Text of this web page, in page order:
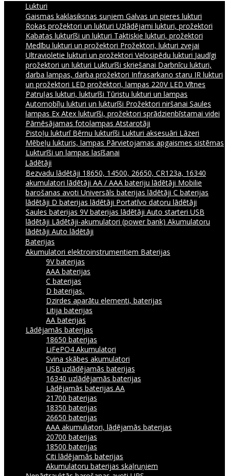
Lukturi
Gaismas kaklasiksnas suņiem Galvas un pieres lukturi
Rokas prožektori un lukturi Uzlādējami lukturi, prožektori
Kabatas lukturīši un lukturi Taktiskie lukturi, prožektori
Medību lukturi un prožektori Prožektori, lukturi zvejai
Ultravioletie lukturi un prožektori Velosipēdu lukturi Jaudīgi
prožektori un lukturi Lukturīši skriešanai Darbnīcu lukturi,
darba lampas, darba prožektori Infrasarkano staru IR lukturi
un prožektori LED prožektori, lampas 220V LED Vītnes
Patruļas lukturi, lukturīši Tūristu lukturi un lampas
Automobīļu lukturi un lukturīši Prožektori niršanai Saules
lampas Ex Atex lukturīši, prožektori sprādzienbīstamai videi
Pārnēsājamas fotolampas Atstarotāji
Pistoļu lukturī Bērnu lukturīši Lukturi aksesuāri Lāzeri
Mēbeļu lukturis, lampas Pārvietojamas apgaismes sistēmas
Lukturīši un lampas lasīšanai
Lādētāji
Bezvadu lādētāji 18650, 14500, 26650, CR123a, 16340
akumulatori lādētāji AA / AAA bateriju lādētāji Mobilie
barošanas avoti Universāls baterijas lādētāji C baterijas
lādētāji D baterijas lādētāji Portatīvo datoru lādētāji
Saules baterijas 9V baterijas lādētāji Auto starteri USB
lādētāji Lādētāji-akumulatori (power bank) Akumulatoru
lādētāji Auto lādētāji
Baterijas
Akumulatori elektroinstrumentiem Baterijas
9V baterijas
AAA baterijas
C baterijas
D baterijas,
Dzirdes aparātu elementi, baterijas
Litija baterijas
AA baterijas
Lādējamās baterijas
18650 baterijas
LiFePO4 Akumulatori
Svina skābes akumulatori
USB uzlādējamās baterijas
16340 uzlādējamās baterijas
Lādējamās baterijas AA
21700 baterijas
18350 baterijas
26650 baterijas
AAA akumuliatori, lādējamās baterijas
20700 baterijas
18500 baterijas
Citi lādējamās baterijas
Akumulatoru baterijas skaļruņiem